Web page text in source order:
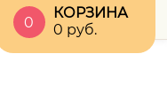
КОРЗИНА
0 руб.
0